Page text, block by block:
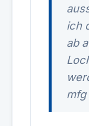
ich
ab
mfg